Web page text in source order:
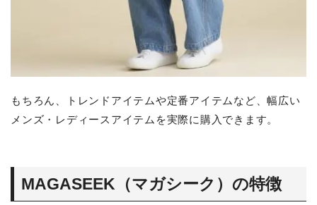
もちろん、トレンドアイテムや定番アイテムなど、幅広い
メンズ・レディースアイテムを実際に購入できます。
MAGASEEK（マガシーク）の特徴